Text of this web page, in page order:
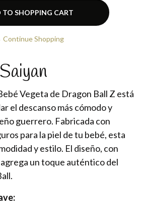
Continue Shopping
Vegeta de Dragon Ball Z está
el descanso más cómodo y
guerrero. Fabricada con
para la piel de tu bebé, esta
y estilo. El diseño, con
un toque auténtico del